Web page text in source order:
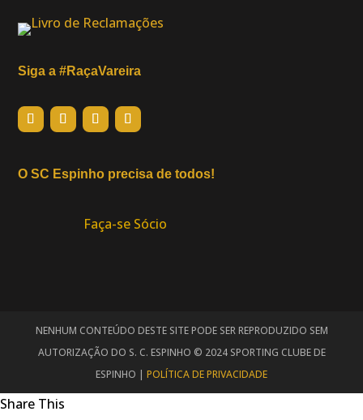
Siga a #RaçaVareira
O SC Espinho precisa de todos!
Faça-se Sócio
NENHUM CONTEÚDO DESTE SITE PODE SER REPRODUZIDO SEM
AUTORIZAÇÃO DO S. C. ESPINHO © 2024 SPORTING CLUBE DE
ESPINHO | POLÍTICA DE PRIVACIDADE
Share This